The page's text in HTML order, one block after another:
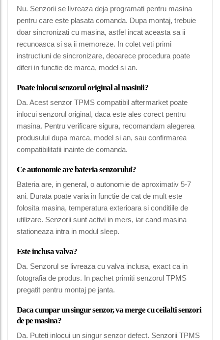
Nu. Senzorii se livreaza deja programati pentru masina
pentru care este plasata comanda. Dupa montaj, trebuie
doar sincronizati cu masina, astfel incat aceasta sa ii
recunoasca si sa ii memoreze. In colet veti primi
instructiuni de sincronizare, deoarece procedura poate
diferi in functie de marca, model si an.
Poate inlocui senzorul original al masinii?
Da. Acest senzor TPMS compatibil aftermarket poate
inlocui senzorul original, daca este ales corect pentru
masina. Pentru verificare sigura, recomandam alegerea
produsului dupa marca, model si an, sau confirmarea
compatibilitatii inainte de comanda.
Ce autonomie are bateria senzorului?
Bateria are, in general, o autonomie de aproximativ 5-7
ani. Durata poate varia in functie de cat de mult este
folosita masina, temperatura exterioara si conditiile de
utilizare. Senzorii sunt activi in mers, iar cand masina
stationeaza intra in modul sleep.
Este inclusa valva?
Da. Senzorul se livreaza cu valva inclusa, exact ca in
fotografia de produs. In pachet primiti senzorul TPMS
pregatit pentru montaj pe janta.
Daca cumpar un singur senzor, va merge cu ceilalti senzori
de pe masina?
Da. Puteti inlocui un singur senzor defect. Senzorii TPMS